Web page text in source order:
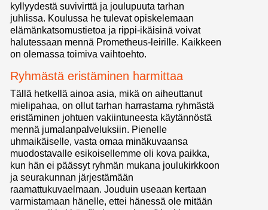
kyllyydestä suvivirttä ja joulupuuta tarhan
juhlissa. Koulussa he tulevat opiskelemaan
elämänkatsomustietoa ja rippi-ikäisinä voivat
halutessaan mennä Prometheus-leirille. Kaikkeen
on olemassa toimiva vaihtoehto.
Ryhmästä eristäminen harmittaa
Tällä hetkellä ainoa asia, mikä on aiheuttanut
mielipahaa, on ollut tarhan harrastama ryhmästä
eristäminen johtuen vakiintuneesta käytännöstä
mennä jumalanpalveluksiin. Pienelle
uhmaikäiselle, vasta omaa minäkuvaansa
muodostavalle esikoisellemme oli kova paikka,
kun hän ei päässyt ryhmän mukana joulukirkkoon
ja seurakunnan järjestämään
raamattukuvaelmaan. Jouduin useaan kertaan
varmistamaan hänelle, ettei hänessä ole mitään